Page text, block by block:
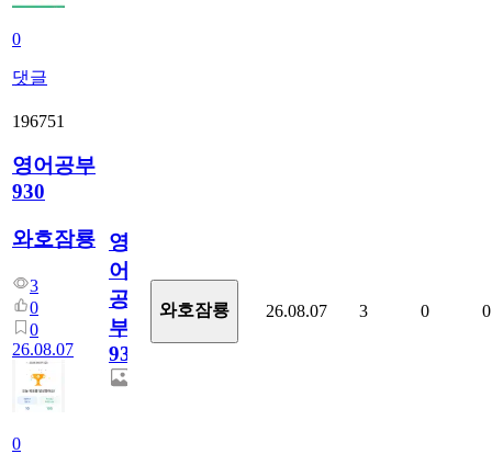
0
댓글
196751
영어공부
930
와호잠룡
3
0
0
26.08.07
0
영
어
공
부
930
와호잠룡 26.08.07 3 0 0